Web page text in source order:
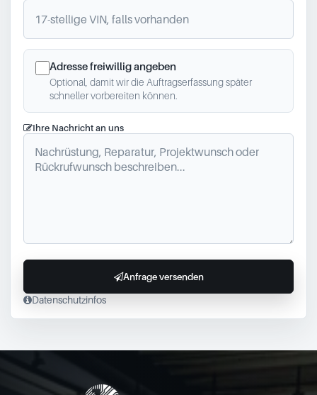
Adresse freiwillig angeben
Optional, damit wir die Auftragserfassung später
schneller vorbereiten können.
Ihre Nachricht an uns
Datenschutzinfos
Anfrage versenden